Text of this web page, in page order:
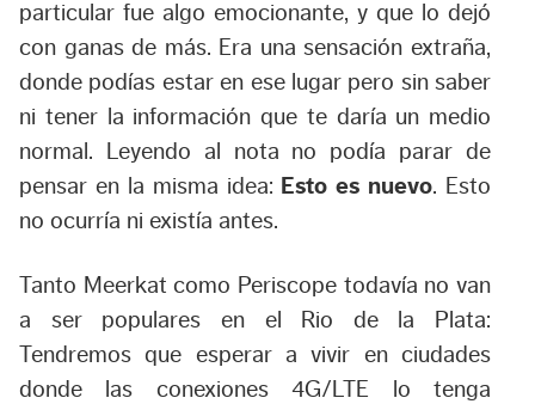
particular fue algo emocionante, y que lo dejó
con ganas de más. Era una sensación extraña,
donde podías estar en ese lugar pero sin saber
ni tener la información que te daría un medio
normal. Leyendo al nota no podía parar de
pensar en la misma idea: Esto es nuevo. Esto
no ocurría ni existía antes.
Tanto Meerkat como Periscope todavía no van
a ser populares en el Rio de la Plata:
Tendremos que esperar a vivir en ciudades
donde las conexiones 4G/LTE lo tenga